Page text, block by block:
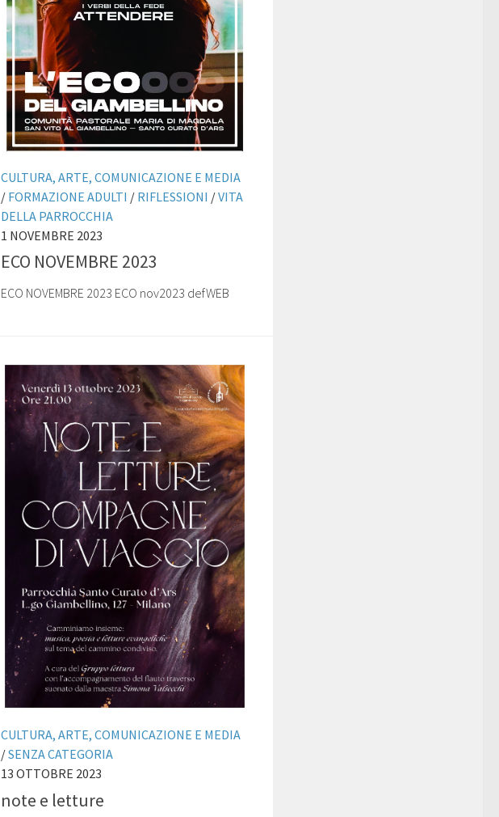
CULTURA, ARTE, COMUNICAZIONE E MEDIA
/ FORMAZIONE ADULTI / RIFLESSIONI /VITA
DELLA PARROCCHIA
1 NOVEMBRE 2023
ECO NOVEMBRE 2023
ECO NOVEMBRE 2023 ECO nov2023 defWEB
CULTURA, ARTE, COMUNICAZIONE E MEDIA
/SENZA CATEGORIA
13 OTTOBRE 2023
note e letture